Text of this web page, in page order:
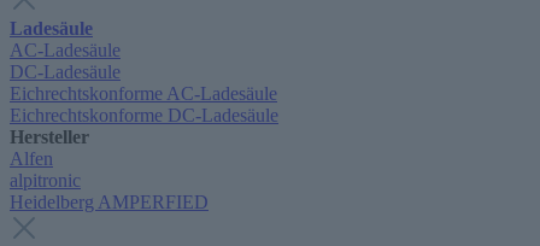
Ladesäule
AC-Ladesäule
DC-Ladesäule
Eichrechtskonforme AC-Ladesäule
Eichrechtskonforme DC-Ladesäule
Hersteller
Alfen
alpitronic
Heidelberg AMPERFIED